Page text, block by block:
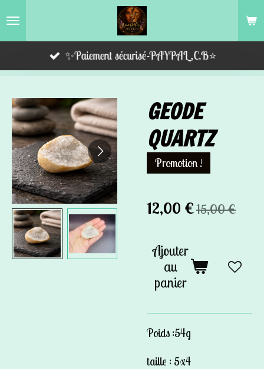
Passer
✨Paiement sécurisé-PAYPAL,C.B⭐️
GEODE
QUARTZ
Promotion !
12,00 €15,00 €
Ajouter
au
panier
Poids :54g
taille : 5x4